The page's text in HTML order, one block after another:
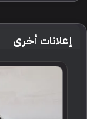
إعلانات أخرى